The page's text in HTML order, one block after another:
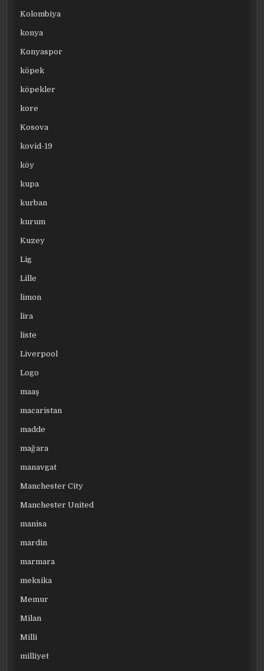
Kolombiya
konya
Konyaspor
köpek
köpekler
kore
Kosova
kovid-19
köy
kupa
kurban
kurum
Kuzey
Lig
Lille
limon
lira
liste
Liverpool
Logo
maaş
macaristan
madde
mağara
manavgat
Manchester City
Manchester United
manisa
mardin
marmara
meksika
Memur
Milan
Milli
milliyet